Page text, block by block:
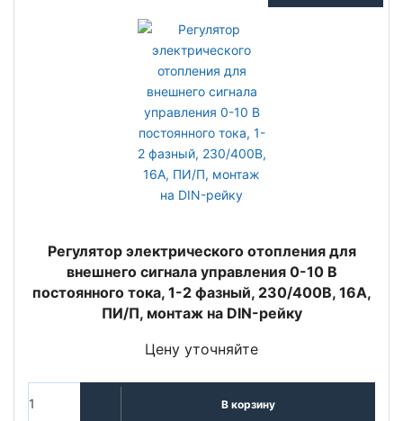
Регулятор электрического отопления для
внешнего сигнала управления 0-10 В
постоянного тока, 1-2 фазный, 230/400В, 16А,
ПИ/П, монтаж на DIN-рейку
Цену уточняйте
В корзину